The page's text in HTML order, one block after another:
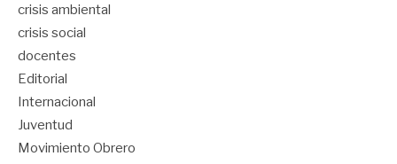
crisis ambiental
crisis social
docentes
Editorial
Internacional
Juventud
Movimiento Obrero